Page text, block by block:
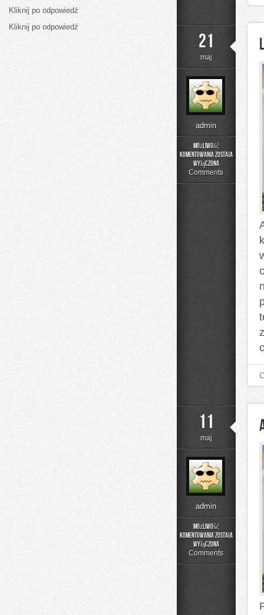
21
maj
admin
Możliwość
komentowania
Laboratorium
została
wyłączona
Comments
11
maj
admin
Możliwość
komentowania
Aktualności
Wydarzenia
została
wyłączona
Comments
Kliknij po odpowiedź
Kliknij po odpowiedź